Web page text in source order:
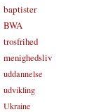
baptister
BWA
trosfrihed
menighedsliv
uddannelse
udvikling
Ukraine